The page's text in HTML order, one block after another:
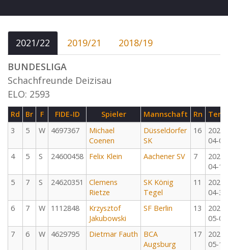
2021/22 2019/21
2018/19
BUNDESLIGA
Schachfreunde Deizisau
ELO: 2593
Rd Br F FIDE-ID Spieler Mannschaft Rn
3
5 W 4697367
Michael
Coenen
Düsseldorfer
SK
16
2022-
04-09
4
5 S 24600458 Felix Klein Aachener SV 7
2022-
04-10
5
7 S 24620351
Clemens
Rietze
SK König
Tegel
11
2022-
04-30
6
7 W 1112848
Krzysztof
Jakubowski
SF Berlin 13
2022-
05-01
7
6 W 4629795 Dietmar Fauth
BCA
Augsburg
17
2022-
05-14